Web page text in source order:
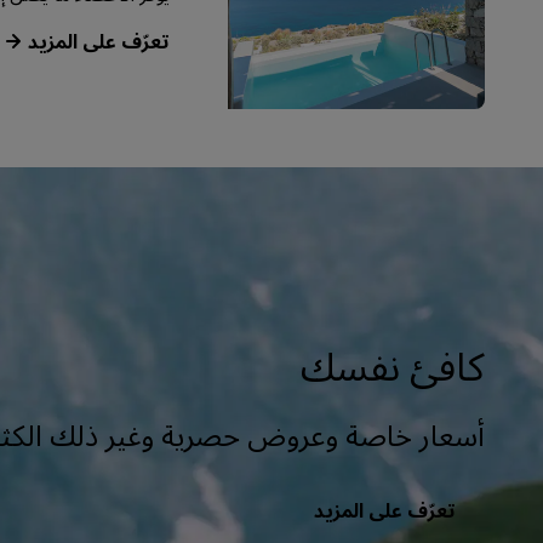
‏‫تعرّف على المزيد‬
كافئ نفسك
أسعار خاصة وعروض حصرية وغير ذلك
تعرّف على المزيد